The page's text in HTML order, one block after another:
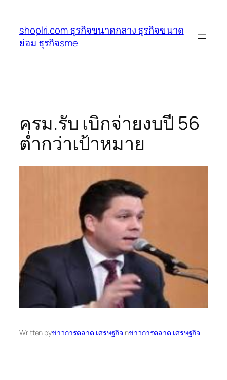
เนื้อหา
shoplri.com ธุรกิจขนาดกลาง ธุรกิจขนาด
ย่อม ธุรกิจsme
ครม.รับ เบิกจ่ายงบปี 56
ต่ำกว่าเป้าหมาย
Written byข่าวการตลาด เศรษฐกิจinข่าวการตลาด เศรษฐกิจ